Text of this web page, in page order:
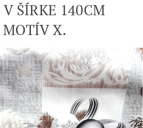
V ŠÍRKE 140CM
X.